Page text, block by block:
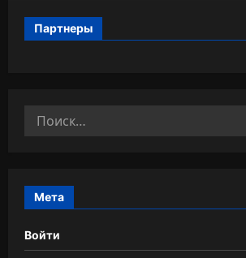
Партнеры
Найти:
Мета
Войти